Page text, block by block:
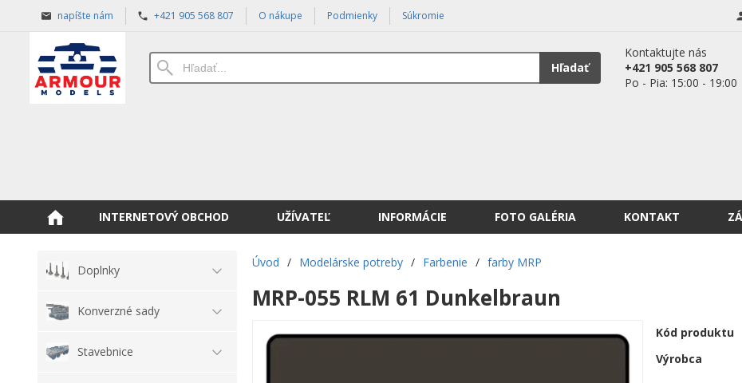
napíšte nám +421 905 568 807 O nákupe Podmienky Súkromie
Hľadať
Kontaktujte nás
+421 905 568 807
Po - Pia: 15:00 - 19:00
INTERNETOVÝ OBCHOD UŽÍVATEĽ INFORMÁCIE FOTO GALÉRIA KONTAKT
Doplnky
Konverzné sady
Stavebnice
Úvod / Modelárske potreby / Farbenie / farby MRP
MRP-055 RLM 61 Dunkelbraun
Kód produktu
Výrobca